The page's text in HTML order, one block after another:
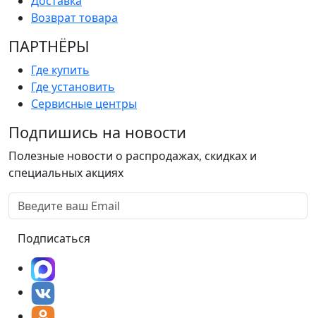
Возврат товара
ПАРТНËРЫ
Где купить
Где установить
Сервисные центры
Подпишись на новости
Полезные новости о распродажах, скидках и
специальных акциях
Подписаться